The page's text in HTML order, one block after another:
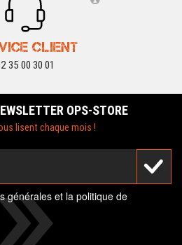
CLIENT
35 00 30 01
OPS-STORE
lisent chaque mois !
généraleset lapolitique de